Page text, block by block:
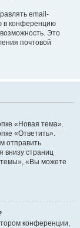
email-
в конференцию
Это
почтовой
«Новая тема».
«Ответить».
отправить
внизу страниц
«Вы можете
конференции,